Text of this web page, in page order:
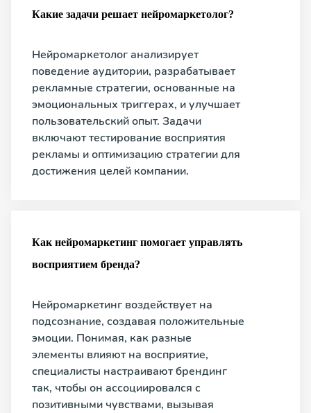
Какие задачи решает нейромаркетолог?
Нейромаркетолог анализирует
поведение аудитории, разрабатывает
рекламные стратегии, основанные на
эмоциональных триггерах, и улучшает
пользовательский опыт. Задачи
включают тестирование восприятия
рекламы и оптимизацию стратегии для
достижения целей компании.
Как нейромаркетинг помогает управлять
восприятием бренда?
Нейромаркетинг воздействует на
подсознание, создавая положительные
эмоции. Понимая, как разные
элементы влияют на восприятие,
специалисты настраивают брендинг
так, чтобы он ассоциировался с
позитивными чувствами, вызывая